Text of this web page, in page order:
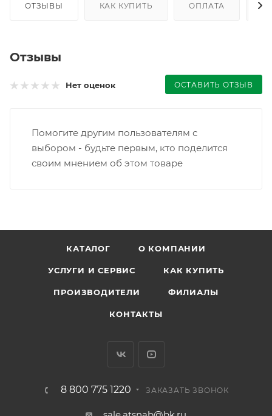
ОТЗЫВЫ КАК КУПИТЬ ОПЛАТА
Отзывы
Нет оценок ОСТАВИТЬ ОТЗЫВ
Помогите другим пользователям с
выбором - будьте первым, кто поделится
своим мнением об этом товаре
КАТАЛОГ О КОМПАНИИ
УСЛУГИ И СЕРВИС КАК КУПИТЬ
ПРОИЗВОДИТЕЛИ ФИЛИАЛЫ
КОНТАКТЫ
8 800 775 1220 ЗАКАЗАТЬ ЗВОНОК